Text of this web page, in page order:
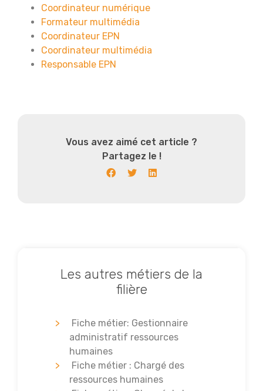
Coordinateur numérique
Formateur multimédia
Coordinateur EPN
Coordinateur multimédia
Responsable EPN
Vous avez aimé cet article ?
Partagez le !
Les autres métiers de la
filière
Fiche métier: Gestionnaire
administratif ressources
humaines
Fiche métier : Chargé des
ressources humaines